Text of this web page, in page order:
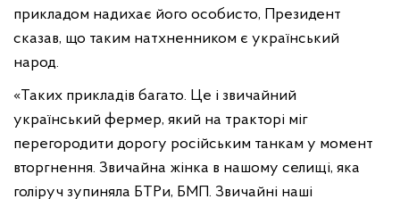
прикладом надихає його особисто, Президент
сказав, що таким натхненником є український
народ.
«Таких прикладів багато. Це і звичайний
український фермер, який на тракторі міг
перегородити дорогу російським танкам у момент
вторгнення. Звичайна жінка в нашому селищі, яка
голіруч зупиняла БТРи, БМП. Звичайні наші